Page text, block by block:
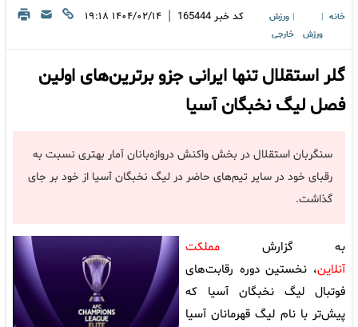
خانه
ورزش
ورزش
خارجی
کد خبر 165444
| ۱۴۰۴/۰۲/۱۴ ۱۹:۱۸
گلر استقلال تنها ایرانی جزو برترین‌های اولین
فصل لیگ نخبگان آسیا
سنگربان استقلال در بخش واکنش دروازه‌بانان آمار بهتری نسبت به
رقبای خود در سایر تیم‌های حاضر در لیگ نخبگان آسیا از خود بر جای
گذاشت.
به گزارش مملکت
آنلاین، نخستین دوره رقابت‌های
فوتبال لیگ نخبگان آسیا که
پیش‌تر با نام لیگ قهرمانان آسیا